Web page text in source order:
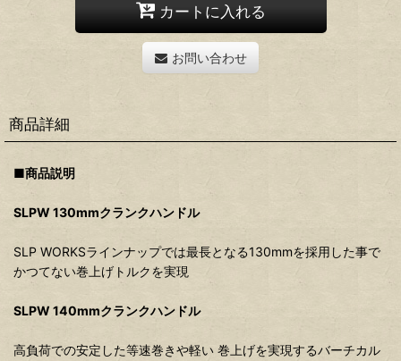
カートに入れる
お問い合わせ
商品詳細
■商品説明
SLPW 130mmクランクハンドル
SLP WORKSラインナップでは最長となる130mmを採用した事で
かつてない巻上げトルクを実現
SLPW 140mmクランクハンドル
高負荷での安定した等速巻きや軽い 巻上げを実現するバーチカル